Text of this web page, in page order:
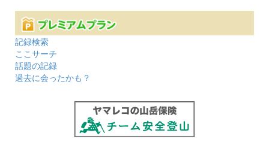
記録検索
ここサーチ
話題の記録
過去に会ったかも？